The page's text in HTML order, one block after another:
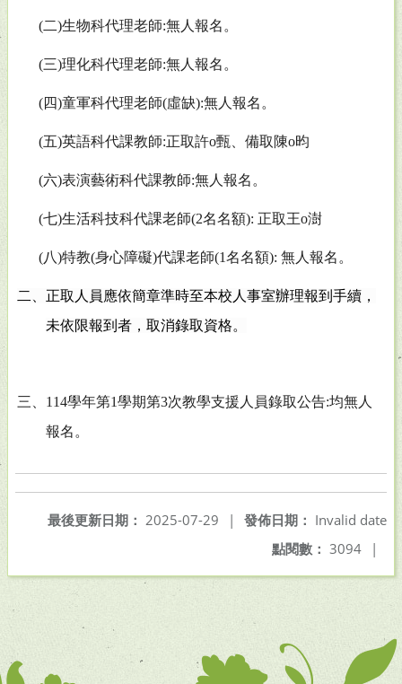
(二)生物科代理老師:無人報名。
(三)理化科代理老師:無人報名。
(四)童軍科代理老師(虛缺):無人報名。
(五)英語科代課教師:正取許o甄、備取陳o昀
(六)表演藝術科代課教師:無人報名。
(七)生活科技科代課老師(2名名額): 正取王o澍
(八)特教(身心障礙)代課老師(1名名額): 無人報名。
二、正取人員應依簡章準時至本校人事室辦理報到手續，
未依限報到者，取消錄取資格。
三、 114學年第1學期第3次教學支援人員錄取公告:均無人
報名。
發佈日期： Invalid date
最後更新日期： 2025-07-29
|
點閱數： 3094 |